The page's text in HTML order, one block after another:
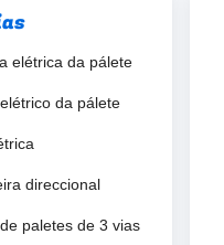
elétrica da pálete
da pálete
direccional
paletes de 3 vias